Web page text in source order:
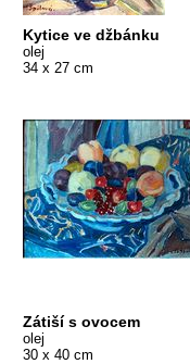
Kytice ve džbánku
olej
34 x 27 cm
Zátiší s ovocem
olej
30 x 40 cm